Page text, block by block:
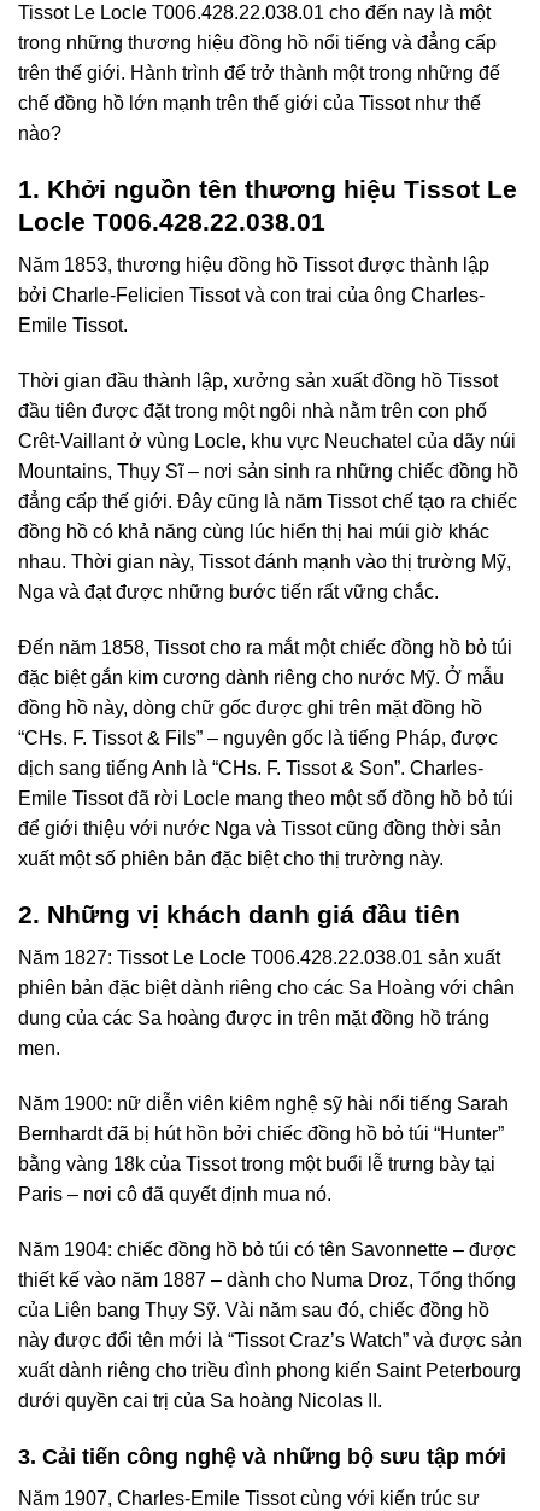
Tissot Le Locle T006.428.22.038.01 cho đến nay là một
trong những thương hiệu đồng hồ nổi tiếng và đẳng cấp
trên thế giới. Hành trình để trở thành một trong những đế
chế đồng hồ lớn mạnh trên thế giới của Tissot như thế
nào?
1. Khởi nguồn tên thương hiệu Tissot Le
Locle T006.428.22.038.01
Năm 1853, thương hiệu đồng hồ Tissot được thành lập
bởi Charle-Felicien Tissot và con trai của ông Charles-
Emile Tissot.
Thời gian đầu thành lập, xưởng sản xuất đồng hồ Tissot
đầu tiên được đặt trong một ngôi nhà nằm trên con phố
Crêt-Vaillant ở vùng Locle, khu vực Neuchatel của dãy núi
Mountains, Thụy Sĩ – nơi sản sinh ra những chiếc đồng hồ
đẳng cấp thế giới. Đây cũng là năm Tissot chế tạo ra chiếc
đồng hồ có khả năng cùng lúc hiển thị hai múi giờ khác
nhau. Thời gian này, Tissot đánh mạnh vào thị trường Mỹ,
Nga và đạt được những bước tiến rất vững chắc.
Đến năm 1858, Tissot cho ra mắt một chiếc đồng hồ bỏ túi
đặc biệt gắn kim cương dành riêng cho nước Mỹ. Ở mẫu
đồng hồ này, dòng chữ gốc được ghi trên mặt đồng hồ
“CHs. F. Tissot & Fils” – nguyên gốc là tiếng Pháp, được
dịch sang tiếng Anh là “CHs. F. Tissot & Son”. Charles-
Emile Tissot đã rời Locle mang theo một số đồng hồ bỏ túi
để giới thiệu với nước Nga và Tissot cũng đồng thời sản
xuất một số phiên bản đặc biệt cho thị trường này.
2. Những vị khách danh giá đầu tiên
Năm 1827: Tissot Le Locle T006.428.22.038.01 sản xuất
phiên bản đặc biệt dành riêng cho các Sa Hoàng với chân
dung của các Sa hoàng được in trên mặt đồng hồ tráng
men.
Năm 1900: nữ diễn viên kiêm nghệ sỹ hài nổi tiếng Sarah
Bernhardt đã bị hút hồn bởi chiếc đồng hồ bỏ túi “Hunter”
bằng vàng 18k của Tissot trong một buổi lễ trưng bày tại
Paris – nơi cô đã quyết định mua nó.
Năm 1904: chiếc đồng hồ bỏ túi có tên Savonnette – được
thiết kế vào năm 1887 – dành cho Numa Droz, Tổng thống
của Liên bang Thụy Sỹ. Vài năm sau đó, chiếc đồng hồ
này được đổi tên mới là “Tissot Craz’s Watch” và được sản
xuất dành riêng cho triều đình phong kiến Saint Peterbourg
dưới quyền cai trị của Sa hoàng Nicolas II.
3. Cải tiến công nghệ và những bộ sưu tập mới
Năm 1907, Charles-Emile Tissot cùng với kiến trúc sư